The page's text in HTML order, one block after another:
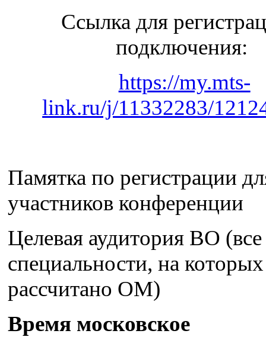
Ссылка для
подключения:
https://my.mts-
link.ru/j/11332283/
Памятка по регистрации
участников конференции
Целевая аудитория ВО (все
специальности, на которых
рассчитано ОМ)
Время московское